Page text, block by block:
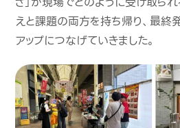
えと課題の両方を持ち帰り、最終
アップにつなげていきました。